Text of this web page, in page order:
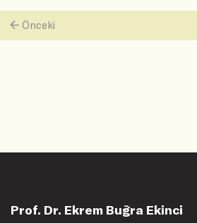
Önceki
Prof. Dr. Ekrem Buğra Ekinci